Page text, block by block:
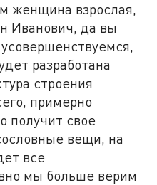
женщина взрослая,
Иванович, да вы
разработана
строения
примерно
получит свое
вещи, на
все
мы больше верим